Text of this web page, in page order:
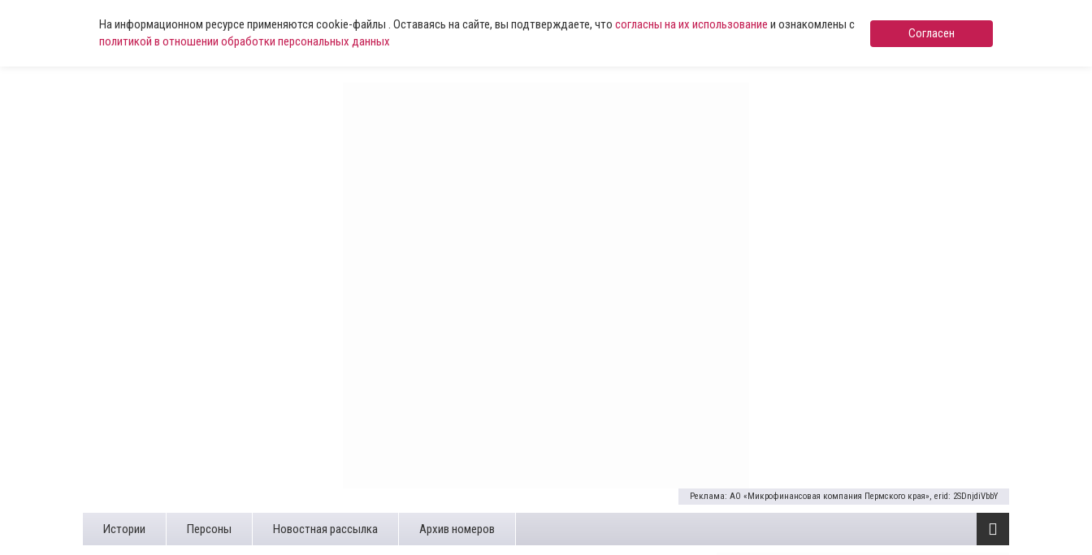
На информационном ресурсе применяются cookie-файлы . Оставаясь на сайте, вы подтверждаете, что согласны на их использование и ознакомлены с
политикой в отношении обработки персональных данных
Согласен
Реклама: АО «Микрофинансовая компания Пермского края», erid: 2SDnjdiVbbY
Истории Персоны Новостная рассылка Архив номеров